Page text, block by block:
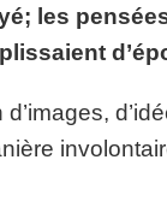
les